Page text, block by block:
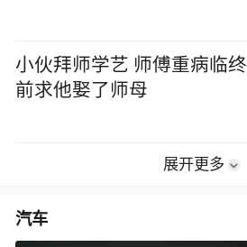
小伙拜师学艺 师傅重病临终
前求他娶了师母
展开更多
汽车